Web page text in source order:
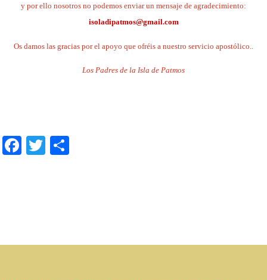
y por ello nosotros no podemos enviar un mensaje de agradecimiento:
isoladipatmos@gmail.com
Os damos las gracias por el apoyo que ofréis a nuestro servicio apostólico..
Los Padres de la Isla de Patmos
Facebook
Twitter